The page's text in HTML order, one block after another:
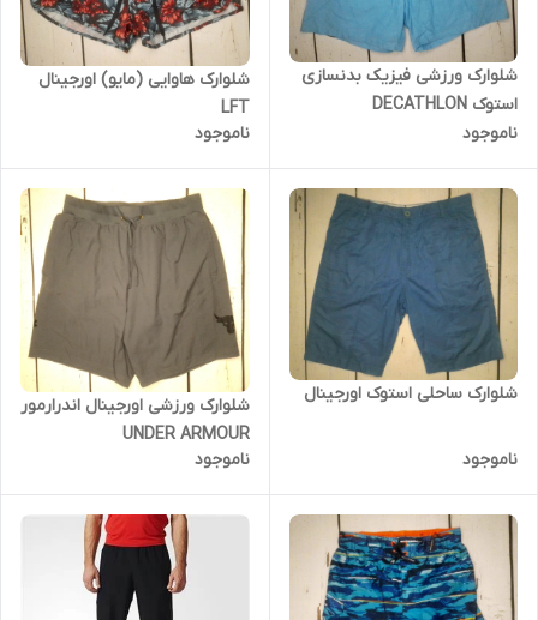
شلوارک ورزشی فیزیک بدنسازی
استوک DECATHLON
ناموجود
شلوارک هاوایی (مایو) اورجینال
LFT
ناموجود
شلوارک ساحلی استوک اورجینال
ناموجود
شلوارک ورزشی اورجینال اندرارمور
UNDER ARMOUR
ناموجود